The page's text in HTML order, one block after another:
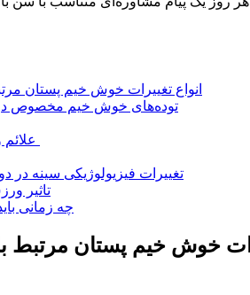
انواع تغییرات خوش خیم پستان
توده‌های خوش خیم مخصوص
تغییرات فیزیولوژیکی سینه در
تاثیر
چه زمانی
خوش خیم پستان مرتبط